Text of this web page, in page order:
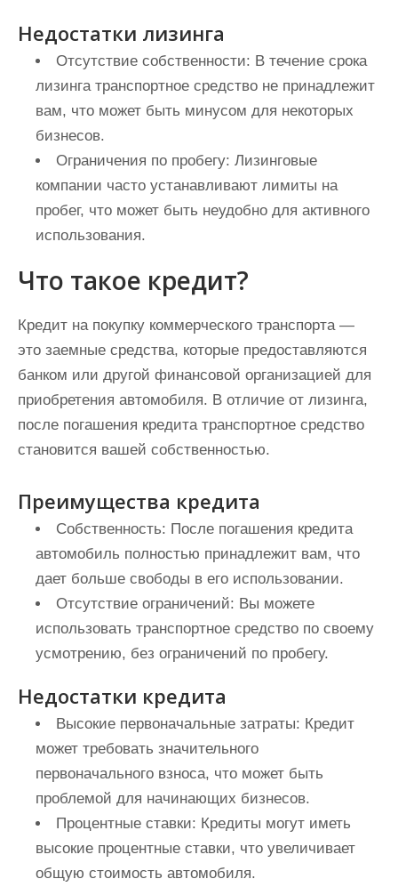
Недостатки лизинга
Отсутствие собственности: В течение срока
лизинга транспортное средство не принадлежит
вам, что может быть минусом для некоторых
бизнесов.
Ограничения по пробегу: Лизинговые
компании часто устанавливают лимиты на
пробег, что может быть неудобно для активного
использования.
Что такое кредит?
Кредит на покупку коммерческого транспорта —
это заемные средства, которые предоставляются
банком или другой финансовой организацией для
приобретения автомобиля. В отличие от лизинга,
после погашения кредита транспортное средство
становится вашей собственностью.
Преимущества кредита
Собственность: После погашения кредита
автомобиль полностью принадлежит вам, что
дает больше свободы в его использовании.
Отсутствие ограничений: Вы можете
использовать транспортное средство по своему
усмотрению, без ограничений по пробегу.
Недостатки кредита
Высокие первоначальные затраты: Кредит
может требовать значительного
первоначального взноса, что может быть
проблемой для начинающих бизнесов.
Процентные ставки: Кредиты могут иметь
высокие процентные ставки, что увеличивает
общую стоимость автомобиля.